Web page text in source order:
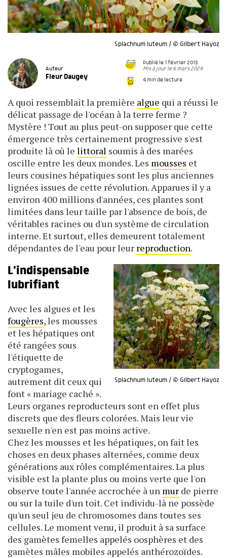
Splachnum luteum / © Gilbert Hayoz
Auteur
Fleur Daugey
Publié le 1 février 2013
Mis à jour le 6 mars 2024
4 min de lecture
A quoi ressemblait la première algue qui a réussi le
délicat passage de l'océan à la terre ferme ?
Mystère ! Tout au plus peut-on supposer que cette
émergence très certainement progressive s'est
produite là où le littoral soumis à des marées
oscille entre les deux mondes. Les mousses et
leurs cousines hépatiques sont les plus anciennes
lignées issues de cette révolution. Apparues il y a
environ 400 millions d'années, ces plantes sont
limitées dans leur taille par l'absence de bois, de
véritables racines ou d'un système de circulation
interne. Et surtout, elles demeurent totalement
dépendantes de l'eau pour leur reproduction.
Splachnum luteum / © Gilbert Hayoz
L'indispensable
lubrifiant
Avec les algues et les
fougères, les mousses
et les hépatiques ont
été rangées sous
l'étiquette de
cryptogames,
autrement dit ceux qui
font « mariage caché ».
Leurs organes reproducteurs sont en effet plus
discrets que des fleurs colorées. Mais leur vie
sexuelle n'en est pas moins active.
Chez les mousses et les hépatiques, on fait les
choses en deux phases alternées, comme deux
générations aux rôles complémentaires. La plus
visible est la plante plus ou moins verte que l'on
observe toute l'année accrochée à un mur de pierre
ou sur la tuile d'un toit. Cet individu-là ne possède
qu'un seul jeu de chromosomes dans toutes ses
cellules. Le moment venu, il produit à sa surface
des gamètes femelles appelés oosphères et des
gamètes mâles mobiles appelés anthérozoïdes.